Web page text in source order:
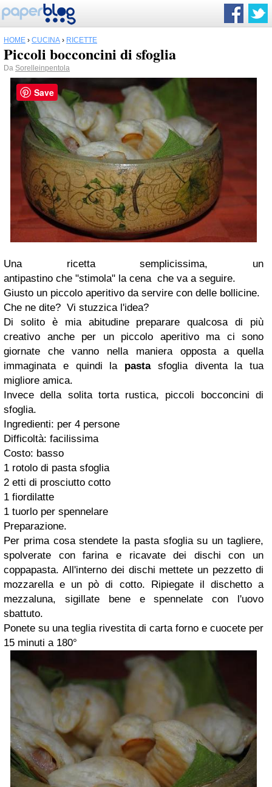
HOME › CUCINA › RICETTE
Piccoli bocconcini di sfoglia
Da Sorelleinpentola
Una ricetta semplicissima, un
antipastino che "stimola" la cena che va a seguire.
Giusto un piccolo aperitivo da servire con delle bollicine.
Che ne dite? Vi stuzzica l'idea?
Di solito è mia abitudine preparare qualcosa di più
creativo anche per un piccolo aperitivo ma ci sono
giornate che vanno nella maniera opposta a quella
immaginata e quindi la pastasfoglia diventa la tua
migliore amica.
Invece della solita torta rustica, piccoli bocconcini di
sfoglia.
Ingredienti: per 4 persone
Difficoltà: facilissima
Costo: basso
1 rotolo di pasta sfoglia
2 etti di prosciutto cotto
1 fiordilatte
1 tuorlo per spennelare
Preparazione.
Per prima cosa stendete la pasta sfoglia su un tagliere,
spolverate con farina e ricavate dei dischi con un
coppapasta. All'interno dei dischi mettete un pezzetto di
mozzarella e un pò di cotto. Ripiegate il dischetto a
mezzaluna, sigillate bene e spennelate con l'uovo
sbattuto.
Ponete su una teglia rivestita di carta forno e cuocete per
15 minuti a 180°
Save